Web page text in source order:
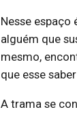
Nesse espaço
alguém que
mesmo,
que esse
A trama se